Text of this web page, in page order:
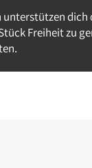
unterstützen dich
Freiheit zu